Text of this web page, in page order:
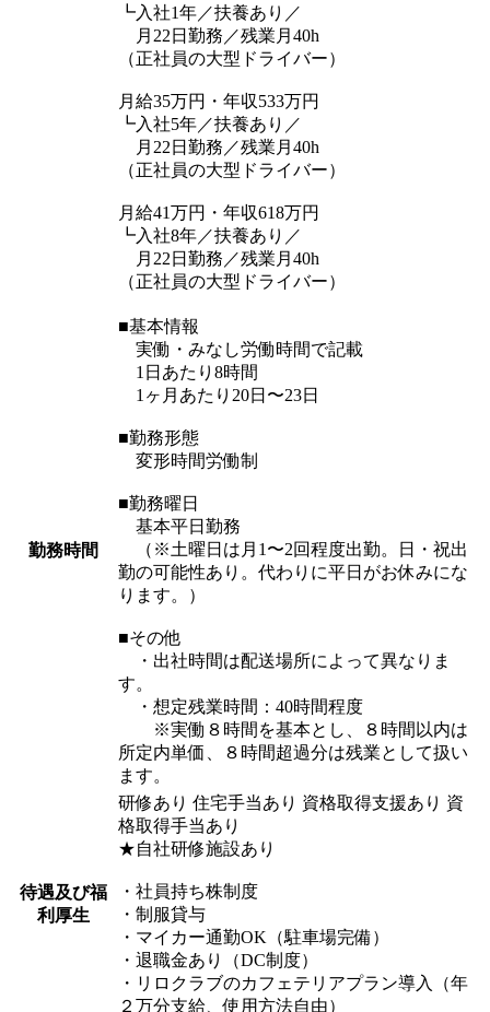
┗入社1年／扶養あり／
月22日勤務／残業月40h
（正社員の大型ドライバー）
月給35万円・年収533万円
┗入社5年／扶養あり／
月22日勤務／残業月40h
（正社員の大型ドライバー）
月給41万円・年収618万円
┗入社8年／扶養あり／
月22日勤務／残業月40h
（正社員の大型ドライバー）
勤務時間
■基本情報
実働・みなし労働時間で記載
1日あたり8時間
1ヶ月あたり20日〜23日
■勤務形態
変形時間労働制
■勤務曜日
基本平日勤務
（※土曜日は月1〜2回程度出勤。日・祝出
勤の可能性あり。代わりに平日がお休みにな
ります。）
■その他
・出社時間は配送場所によって異なりま
す。
・想定残業時間：40時間程度
※実働８時間を基本とし、８時間以内は
所定内単価、８時間超過分は残業として扱い
ます。
待遇及び福
利厚生
研修あり 住宅手当あり 資格取得支援あり 資
格取得手当あり
★自社研修施設あり
・社員持ち株制度
・制服貸与
・マイカー通勤OK（駐車場完備）
・退職金あり（DC制度）
・リロクラブのカフェテリアプラン導入（年
２万分支給、使用方法自由）